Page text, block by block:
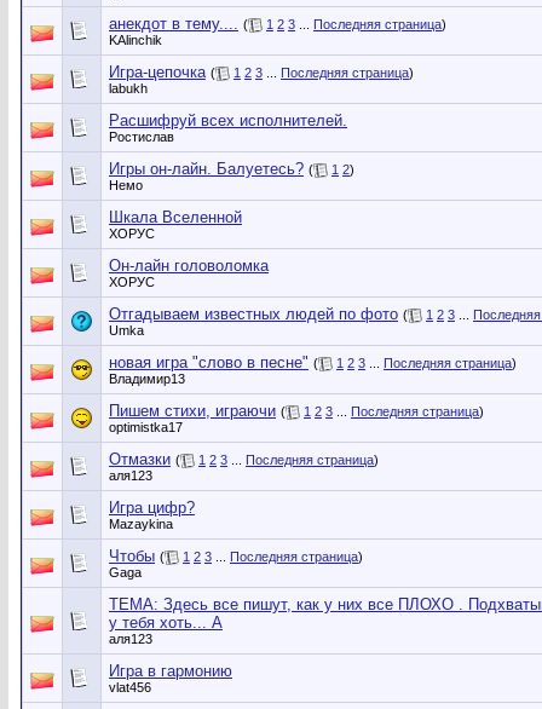
анекдот в тему.... ( 1 2 3 Последняя страница)
KAlinchik
Игра-цепочка ( 1 2 3 Последняя страница)
labukh
Расшифруй всех исполнителей.
Ростислав
Игры он-лайн. Балуетесь? ( 1 2)
Немо
Шкала Вселенной
ХОРУС
Он-лайн головоломка
ХОРУС
Отгадываем известных людей по фото ( 1 2 3
Umka
новая игра "слово в песне" ( 1 2 3 Последняя страница)
Владимир13
Пишем стихи, играючи ( 1 2 3 Последняя страница)
optimistka17
Отмазки ( 1 2 3 Последняя страница)
аля123
Игра цифр?
Mazaykina
Чтобы ( 1 2 3 Последняя страница)
Gaga
ТЕМА: Здесь все пишут, как у них все ПЛОХО .
у тебя хоть... А
аля123
Игра в гармонию
vlat456